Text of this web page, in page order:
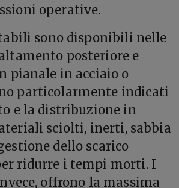
operative.
sono disponibili nelle
posteriore e
pianale in acciaio o
particolarmente indicati
e la distribuzione in
sciolti, inerti, sabbia
dello scarico
ridurre i tempi morti. I
offrono la massima